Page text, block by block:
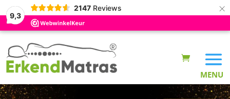
9,3
2147 Reviews ×